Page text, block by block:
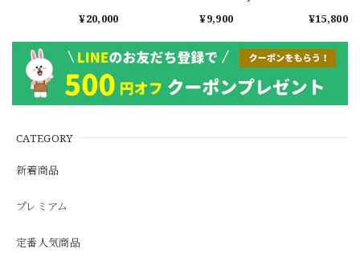
CATEGORY
新着商品
プレミアム
定番人気商品
1.601ct【ソーティン
¥20,000 ¥9,900
¥15,800